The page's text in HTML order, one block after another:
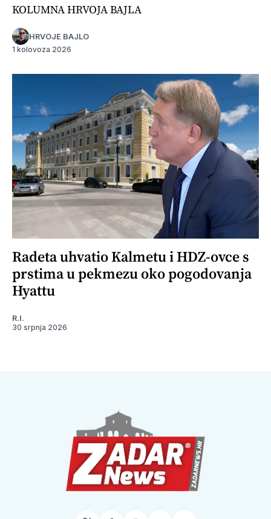
KOLUMNA HRVOJA BAJLA
HRVOJE BAJLO
1 kolovoza 2026
Radeta uhvatio Kalmetu i HDZ-ovce s
prstima u pekmezu oko pogodovanja
Hyattu
R.I.
30 srpnja 2026